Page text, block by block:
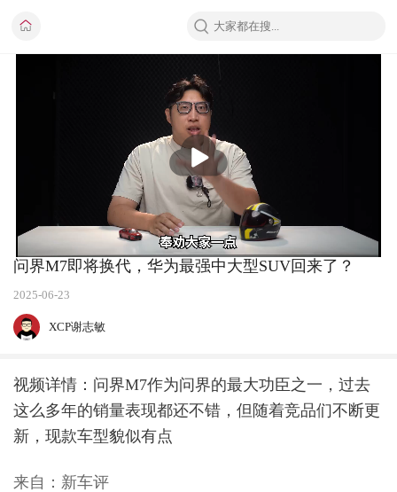
放
问界M7即将换代，华为最强中大型SUV回来了？
2025-06-23
XCP谢志敏
视频详情：问界M7作为问界的最大功臣之一，过去
这么多年的销量表现都还不错，但随着竞品们不断更
新，现款车型貌似有点
来自：新车评